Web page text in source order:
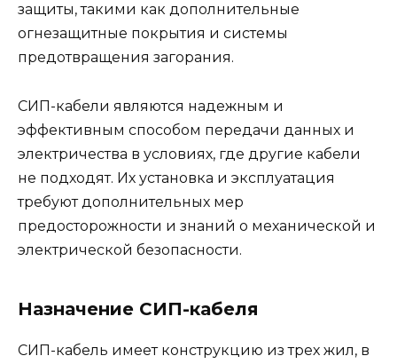
защиты, такими как дополнительные
огнезащитные покрытия и системы
предотвращения загорания.
СИП-кабели являются надежным и
эффективным способом передачи данных и
электричества в условиях, где другие кабели
не подходят. Их установка и эксплуатация
требуют дополнительных мер
предосторожности и знаний о механической и
электрической безопасности.
Назначение СИП-кабеля
СИП-кабель имеет конструкцию из трех жил, в